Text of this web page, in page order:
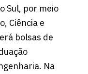
Sul, por meio
Ciência e
bolsas de
Na